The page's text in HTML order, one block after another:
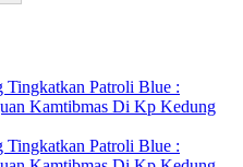
Tingkatkan Patroli Blue :
Kamtibmas Di Kp Kedung
Tingkatkan Patroli Blue :